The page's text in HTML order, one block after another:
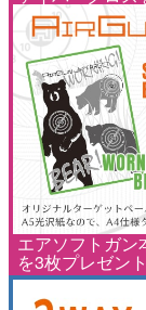
エアソフトガン
を3枚プレゼン